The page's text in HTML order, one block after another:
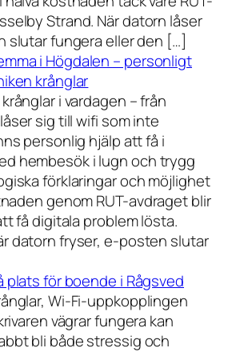
Strand. När datorn låser
slutar fungera eller den […]
i Högdalen – personligt
krånglar
i vardagen – från
sig till wifi som inte
personlig hjälp att få i
hembesök i lugn och trygg
förklaringar och möjlighet
genom RUT-avdraget blir
få digitala problem lösta.
datorn fryser, e-posten slutar
plats för boende i Rågsved
Wi-Fi-uppkopplingen
vägrar fungera kan
bli både stressig och